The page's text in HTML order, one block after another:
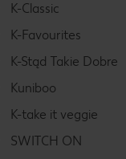
K-Classic
K-Favourites
K-Stąd Takie Dobre
Kuniboo
K-take it veggie
SWITCH ON